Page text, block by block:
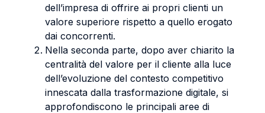
dell’impresa di offrire ai propri clienti un
valore superiore rispetto a quello erogato
dai concorrenti.
Nella seconda parte, dopo aver chiarito la
centralità del valore per il cliente alla luce
dell’evoluzione del contesto competitivo
innescata dalla trasformazione digitale, si
approfondiscono le principali aree di